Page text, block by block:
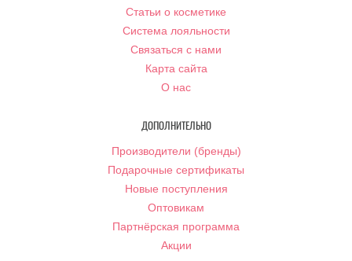
Статьи о косметике
Система лояльности
Связаться с нами
Карта сайта
О нас
ДОПОЛНИТЕЛЬНО
Производители (бренды)
Подарочные сертификаты
Новые поступления
Оптовикам
Партнёрская программа
Акции